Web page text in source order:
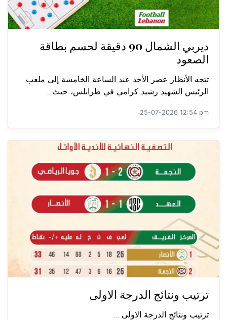
ديربي الشمال 90 دقيقة لحسم بطاقة
الصعود
تتجه الأنظار عصر الأحد عند الساعة الخامسة إلى ملعب
الرئيس الشهيد رشيد كرامي في طرابلس، حيث...
25-07-2026 12:54 pm
ترتيب ونتائج الدرجة الاولى
ترتيب ونتائج الدرجة الاولى ...